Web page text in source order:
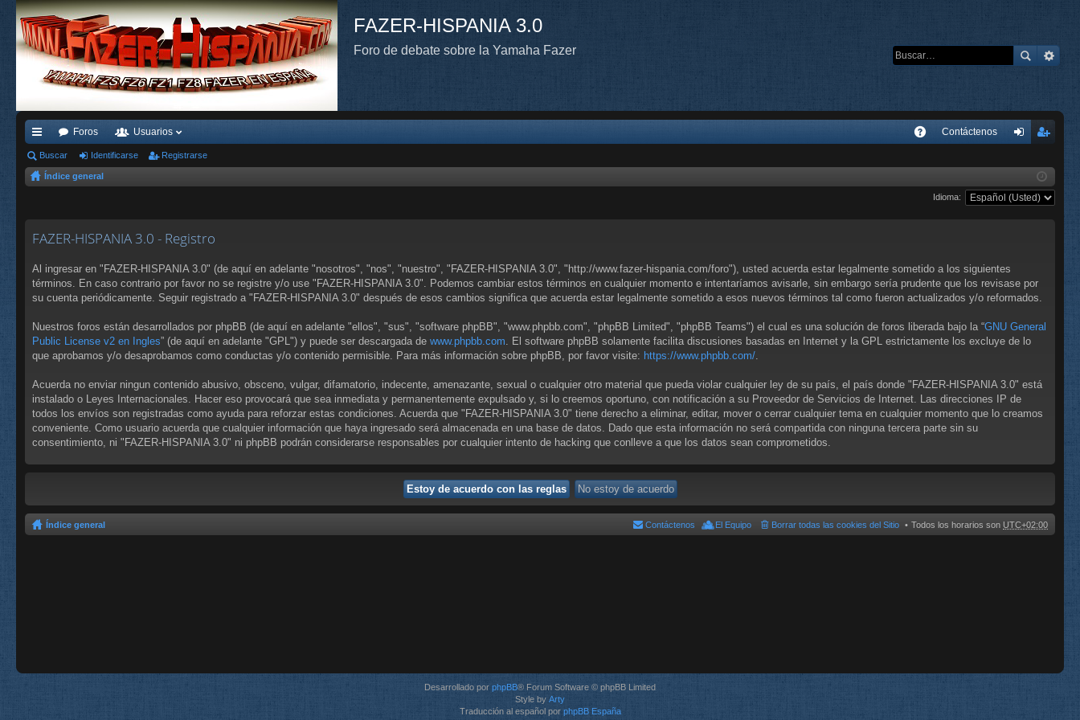
FAZER-HISPANIA 3.0
Foro de debate sobre la Yamaha Fazer
nl
ac
do
s
Foros Usuarios Contáctenos
fic
ist
ra
Buscar Identificarse Registrarse
Índice general
Idioma:
FAZER-HISPANIA 3.0 - Registro
Al ingresar en "FAZER-HISPANIA 3.0" (de aquí en adelante "nosotros", "nos", "nuestro", "FAZER-HISPANIA 3.0", "http://www.fazer-hispania.com/foro"), usted acuerda estar legalmente sometido a los siguientes
términos. En caso contrario por favor no se registre y/o use "FAZER-HISPANIA 3.0". Podemos cambiar estos términos en cualquier momento e intentaríamos avisarle, sin embargo sería prudente que los revisase por
su cuenta periódicamente. Seguir registrado a "FAZER-HISPANIA 3.0" después de esos cambios significa que acuerda estar legalmente sometido a esos nuevos términos tal como fueron actualizados y/o reformados.
Nuestros foros están desarrollados por phpBB (de aquí en adelante "ellos", "sus", "software phpBB", "www.phpbb.com", "phpBB Limited", "phpBB Teams") el cual es una solución de foros liberada bajo la “GNU General
Public License v2 en Ingles” (de aquí en adelante "GPL") y puede ser descargada de www.phpbb.com. El software phpBB solamente facilita discusiones basadas en Internet y la GPL estrictamente los excluye de lo
que aprobamos y/o desaprobamos como conductas y/o contenido permisible. Para más información sobre phpBB, por favor visite: https://www.phpbb.com/.
Acuerda no enviar ningun contenido abusivo, obsceno, vulgar, difamatorio, indecente, amenazante, sexual o cualquier otro material que pueda violar cualquier ley de su país, el país donde "FAZER-HISPANIA 3.0" está
instalado o Leyes Internacionales. Hacer eso provocará que sea inmediata y permanentemente expulsado y, si lo creemos oportuno, con notificación a su Proveedor de Servicios de Internet. Las direcciones IP de
todos los envíos son registradas como ayuda para reforzar estas condiciones. Acuerda que "FAZER-HISPANIA 3.0" tiene derecho a eliminar, editar, mover o cerrar cualquier tema en cualquier momento que lo creamos
conveniente. Como usuario acuerda que cualquier información que haya ingresado será almacenada en una base de datos. Dado que esta información no será compartida con ninguna tercera parte sin su
consentimiento, ni "FAZER-HISPANIA 3.0" ni phpBB podrán considerarse responsables por cualquier intento de hacking que conlleve a que los datos sean comprometidos.
Índice general Todos los horarios son UTC+02:00
Borrar todas las cookies del Sitio
El Equipo
Contáctenos
Desarrollado por phpBB® Forum Software © phpBB Limited
Style by Arty
Traducción al español por phpBB España